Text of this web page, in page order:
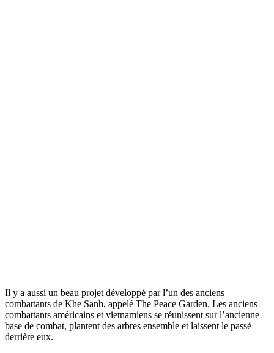
Il y a aussi un beau projet développé par l’un des anciens
combattants de Khe Sanh, appelé The Peace Garden. Les anciens
combattants américains et vietnamiens se réunissent sur l’ancienne
base de combat, plantent des arbres ensemble et laissent le passé
derrière eux.